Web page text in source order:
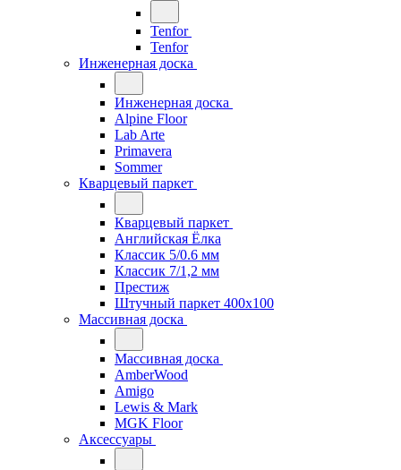
Tenfor
Tenfor
Инженерная доска
Инженерная доска
Alpine Floor
Lab Arte
Primavera
Sommer
Кварцевый паркет
Кварцевый паркет
Английская Ёлка
Классик 5/0.6 мм
Классик 7/1,2 мм
Престиж
Штучный паркет 400x100
Массивная доска
Массивная доска
AmberWood
Amigo
Lewis & Mark
MGK Floor
Аксессуары